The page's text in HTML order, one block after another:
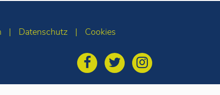
Datenschutz Cookies